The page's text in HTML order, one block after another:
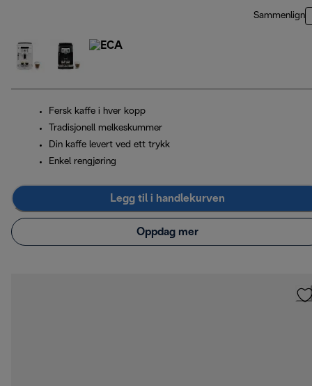
Sammenlign
Fersk kaffe i hver kopp
Tradisjonell melkeskummer
Din kaffe levert ved ett trykk
Enkel rengjøring
Legg til i handlekurven
Oppdag mer